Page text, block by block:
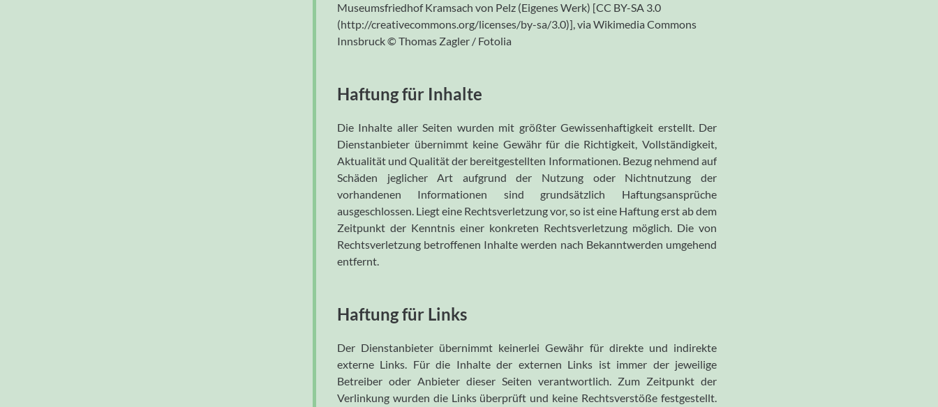
Museumsfriedhof Kramsach von Pelz (Eigenes Werk) [CC BY-SA 3.0
(http://creativecommons.org/licenses/by-sa/3.0)], via Wikimedia Commons
Innsbruck © Thomas Zagler / Fotolia
Haftung für Inhalte
Die Inhalte aller Seiten wurden mit größter Gewissenhaftigkeit erstellt. Der
Dienstanbieter übernimmt keine Gewähr für die Richtigkeit, Vollständigkeit,
Aktualität und Qualität der bereitgestellten Informationen. Bezug nehmend auf
Schäden jeglicher Art aufgrund der Nutzung oder Nichtnutzung der
vorhandenen Informationen sind grundsätzlich Haftungsansprüche
ausgeschlossen. Liegt eine Rechtsverletzung vor, so ist eine Haftung erst ab dem
Zeitpunkt der Kenntnis einer konkreten Rechtsverletzung möglich. Die von
Rechtsverletzung betroffenen Inhalte werden nach Bekanntwerden umgehend
entfernt.
Haftung für Links
Der Dienstanbieter übernimmt keinerlei Gewähr für direkte und indirekte
externe Links. Für die Inhalte der externen Links ist immer der jeweilige
Betreiber oder Anbieter dieser Seiten verantwortlich. Zum Zeitpunkt der
Verlinkung wurden die Links überprüft und keine Rechtsverstöße festgestellt.